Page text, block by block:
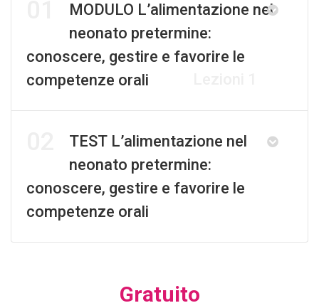
MODULO L’alimentazione nel
neonato pretermine:
conoscere, gestire e favorire le
competenze orali
TEST L’alimentazione nel
neonato pretermine:
conoscere, gestire e favorire le
competenze orali
Gratuito